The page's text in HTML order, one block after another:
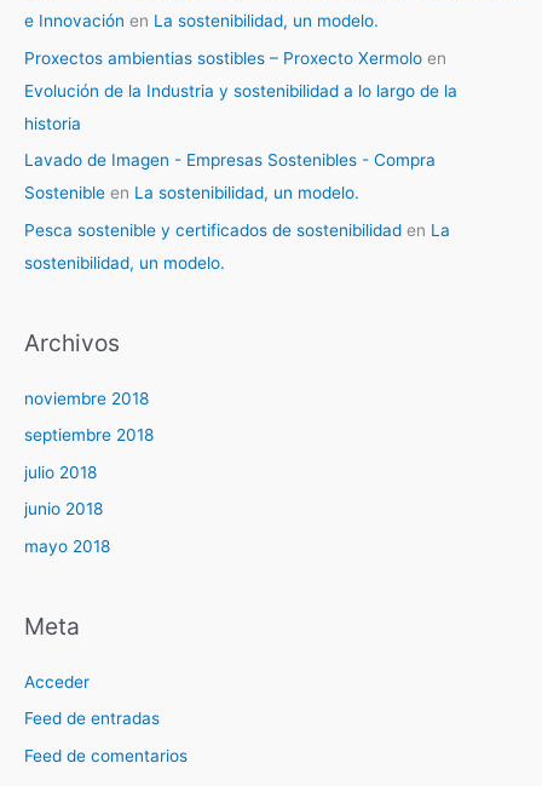
e Innovación en La sostenibilidad, un modelo.
Proxectos ambientias sostibles – Proxecto Xermolo en
Evolución de la Industria y sostenibilidad a lo largo de la
historia
Lavado de Imagen - Empresas Sostenibles - Compra
Sostenible en La sostenibilidad, un modelo.
Pesca sostenible y certificados de sostenibilidad en La
sostenibilidad, un modelo.
Archivos
noviembre 2018
septiembre 2018
julio 2018
junio 2018
mayo 2018
Meta
Acceder
Feed de entradas
Feed de comentarios